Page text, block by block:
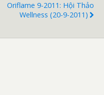
Oriflame 9-2011: Hội Thảo
Wellness (20-9-2011)